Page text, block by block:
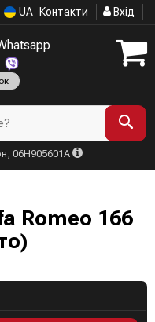
UA Контакти Вхід
06H905601A
Romeo 166